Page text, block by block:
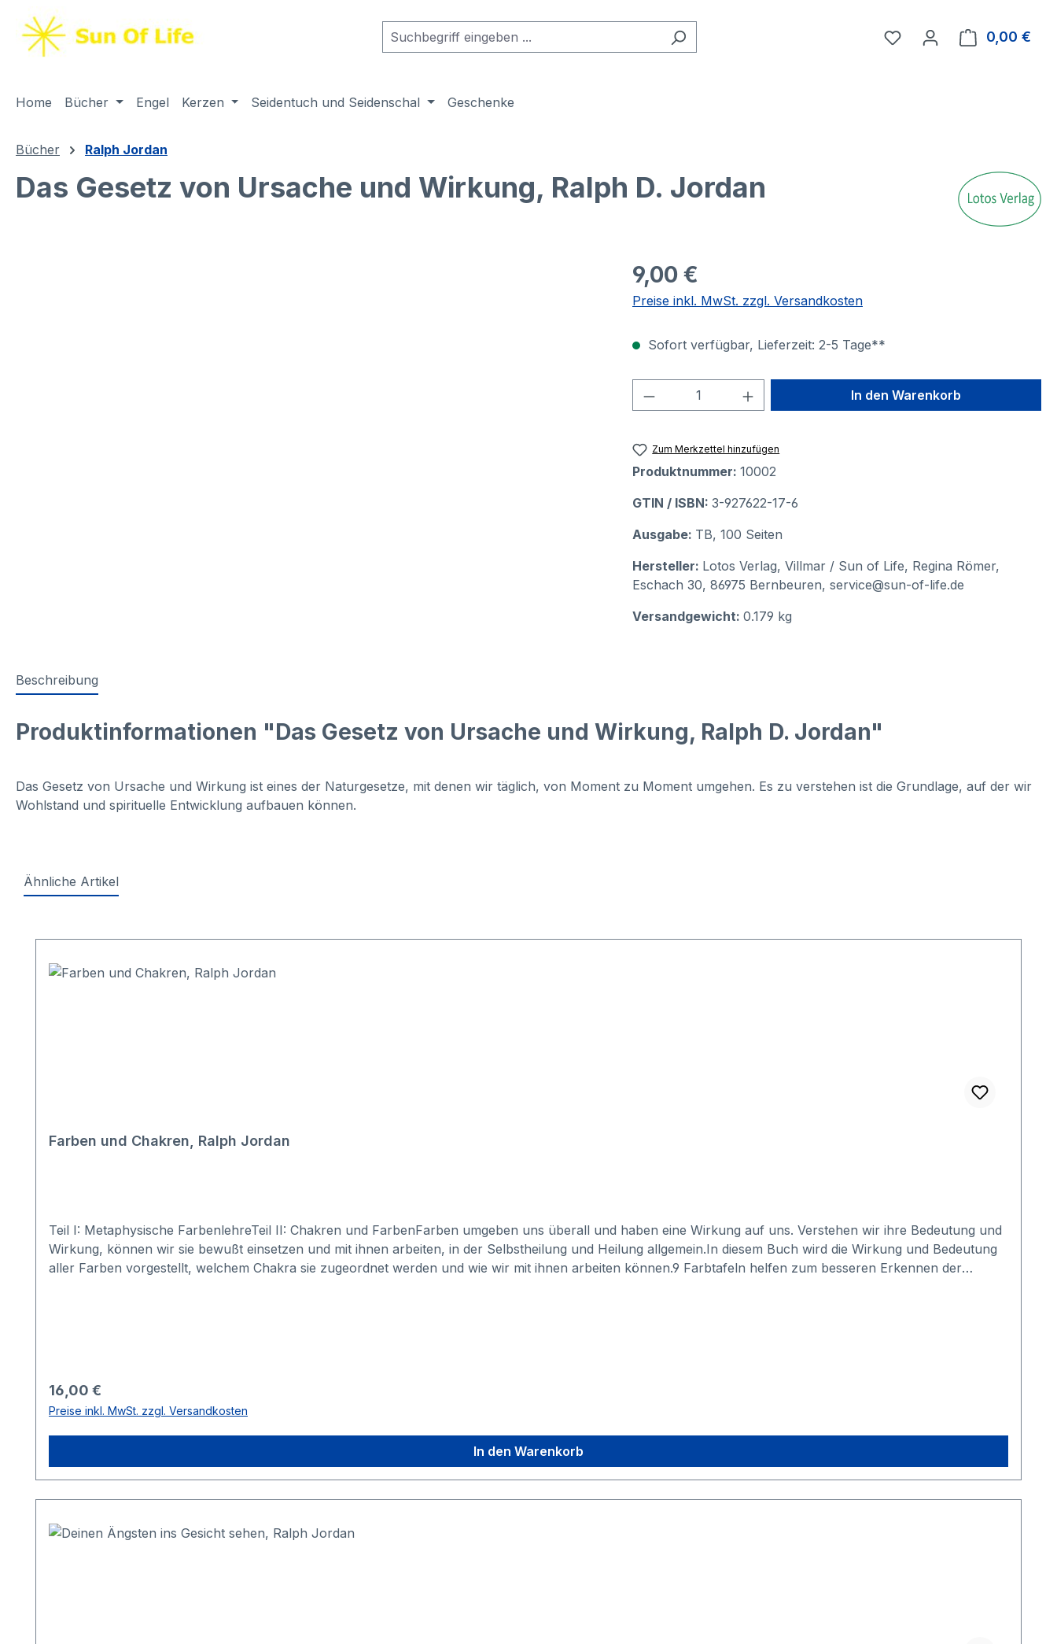
0,00 €
Home Bücher Engel Kerzen Seidentuch und Seidenschal Geschenke
Bücher Ralph Jordan
Das Gesetz von Ursache und Wirkung, Ralph D. Jordan
9,00 €
Preise inkl. MwSt. zzgl. Versandkosten
Sofort verfügbar, Lieferzeit: 2-5 Tage**
Produkt Anzahl: Gib den gewünschten Wert
In den Warenkorb
Zum Merkzettel hinzufügen
Produktnummer: 10002
GTIN / ISBN: 3-927622-17-6
Ausgabe: TB, 100 Seiten
Hersteller: Lotos Verlag, Villmar / Sun of Life, Regina Römer,
Eschach 30, 86975 Bernbeuren, service@sun-of-life.de
Versandgewicht: 0.179 kg
Beschreibung
Produktinformationen "Das Gesetz von Ursache und Wirkung, Ralph D. Jordan"
Das Gesetz von Ursache und Wirkung ist eines der Naturgesetze, mit denen wir täglich, von Moment zu Moment umgehen. Es zu verstehen ist die Grundlage, auf der wir
Wohlstand und spirituelle Entwicklung aufbauen können.
Ähnliche Artikel
Farben und Chakren, Ralph Jordan
Teil I: Metaphysische FarbenlehreTeil II: Chakren und FarbenFarben umgeben uns überall und haben eine Wirkung auf uns. Verstehen wir ihre Bedeutung und
Wirkung, können wir sie bewußt einsetzen und mit ihnen arbeiten, in der Selbstheilung und Heilung allgemein.In diesem Buch wird die Wirkung und Bedeutung
aller Farben vorgestellt, welchem Chakra sie zugeordnet werden und wie wir mit ihnen arbeiten können.9 Farbtafeln helfen zum besseren Erkennen der
Regulärer Preis:
16,00 €
Preise inkl. MwSt. zzgl. Versandkosten
In den Warenkorb